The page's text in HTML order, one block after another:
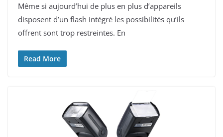
Même si aujourd’hui de plus en plus d’appareils
disposent d’un flash intégré les possibilités qu’ils
offrent sont trop restreintes. En
Read More